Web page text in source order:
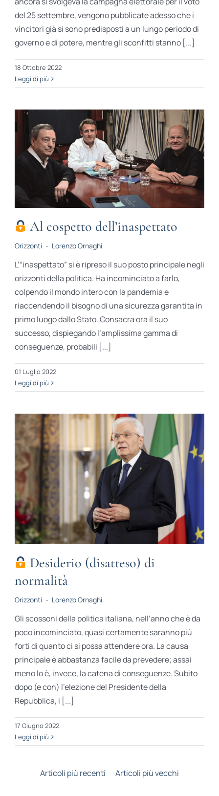
del 25 settembre, vengono pubblicate adesso che i
vincitori già si sono predisposti a un lungo periodo di
governo e di potere, mentre gli sconfitti stanno [...]
18 Ottobre 2022
Leggi di più
Al cospetto dell’inaspettato
Orizzonti - Lorenzo Ornaghi
L’“inaspettato” si è ripreso il suo posto principale negli
orizzonti della politica. Ha incominciato a farlo,
colpendo il mondo intero con la pandemia e
riaccendendo il bisogno di una sicurezza garantita in
primo luogo dallo Stato. Consacra ora il suo
successo, dispiegando l’amplissima gamma di
conseguenze, probabili [...]
01 Luglio 2022
Leggi di più
Desiderio (disatteso) di
normalità
Orizzonti - Lorenzo Ornaghi
Gli scossoni della politica italiana, nell’anno che è da
poco incominciato, quasi certamente saranno più
forti di quanto ci si possa attendere ora. La causa
principale è abbastanza facile da prevedere; assai
meno lo è, invece, la catena di conseguenze. Subito
dopo (e con) l’elezione del Presidente della
Repubblica, i [...]
17 Giugno 2022
Leggi di più
Articoli più recenti Articoli più vecchi